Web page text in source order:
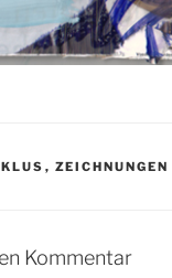
, ZEICHNUNGEN
Kommentar